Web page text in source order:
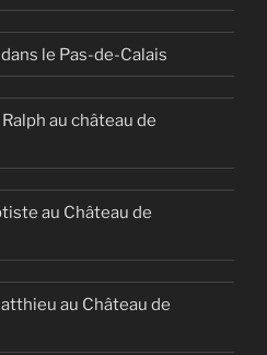
le Pas-de-Calais
au château de
au Château de
au Château de